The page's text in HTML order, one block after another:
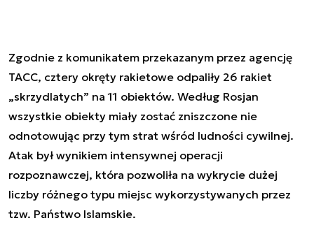
Zgodnie z komunikatem przekazanym przez agencję
TACC, cztery okręty rakietowe odpaliły 26 rakiet
„skrzydlatych” na 11 obiektów. Według Rosjan
wszystkie obiekty miały zostać zniszczone nie
odnotowując przy tym strat wśród ludności cywilnej.
Atak był wynikiem intensywnej operacji
rozpoznawczej, która pozwoliła na wykrycie dużej
liczby różnego typu miejsc wykorzystywanych przez
tzw. Państwo Islamskie.